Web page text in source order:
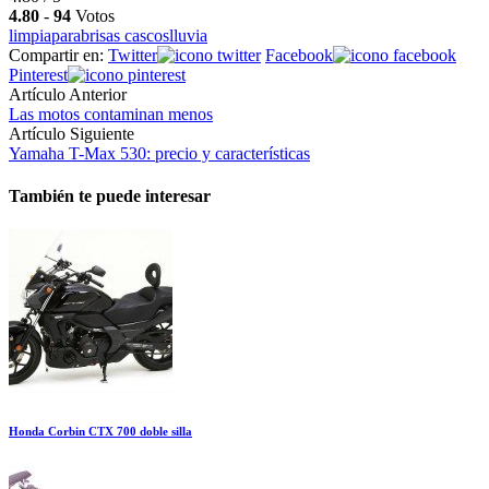
4.80 - 94 Votos
limpiaparabrisas cascoslluvia
Compartir en: Twitter
Facebook
Pinterest
Artículo Anterior
Las motos contaminan menos
Artículo Siguiente
Yamaha T-Max 530: precio y características
También te puede interesar
Honda Corbin CTX 700 doble silla